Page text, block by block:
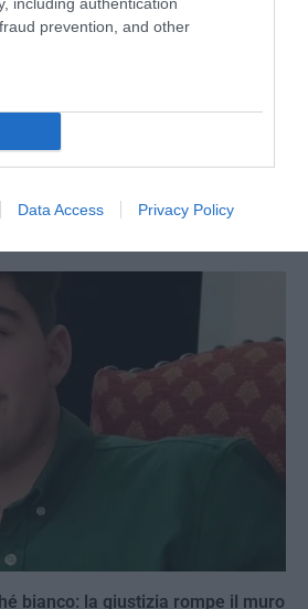
prevention, and other
Data Access Privacy Policy
dell’integrazione
bianco: la giustizia rompe il muro